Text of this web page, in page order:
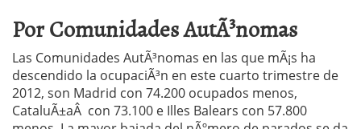
Por Comunidades AutÃ³nomas
Las Comunidades AutÃ³nomas en las que mÃ¡s ha
descendido la ocupaciÃ³n en este cuarto trimestre de
2012, son Madrid con 74.200 ocupados menos,
CataluÃ±aÂ con 73.100 e Illes Balears con 57.800